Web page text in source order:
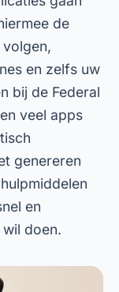
de
en zelfs uw
bij de Federal
veel apps
genereren
en
doen.